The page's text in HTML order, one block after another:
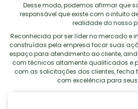
Desse modo, podemos afirmar que
responsável que existe com o intuito
realidade do nosso
Reconhecida por ser líder no mercado e
construídas pela empresa focar suas
espaço para atendimento ao cliente,
com técnicos altamente qualificados e
com as solicitações dos clientes, fecha
com excelência para